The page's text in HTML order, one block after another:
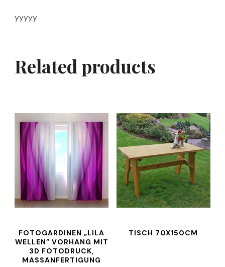
yyyyy
Related products
FOTOGARDINEN „LILA
WELLEN” VORHANG MIT
3D FOTODRUCK,
MASSANFERTIGUNG
TISCH 70X150CM